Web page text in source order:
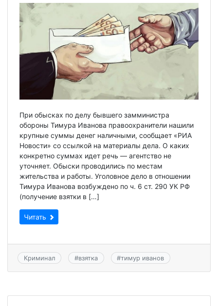
При обысках по делу бывшего замминистра
обороны Тимура Иванова правоохранители нашили
крупные суммы денег наличными, сообщает «РИА
Новости» со ссылкой на материалы дела. О каких
конкретно суммах идет речь — агентство не
уточняет. Обыски проводились по местам
жительства и работы. Уголовное дело в отношении
Тимура Иванова возбуждено по ч. 6 ст. 290 УК РФ
(получение взятки в […]
Читать
Криминал #взятка #тимур иванов